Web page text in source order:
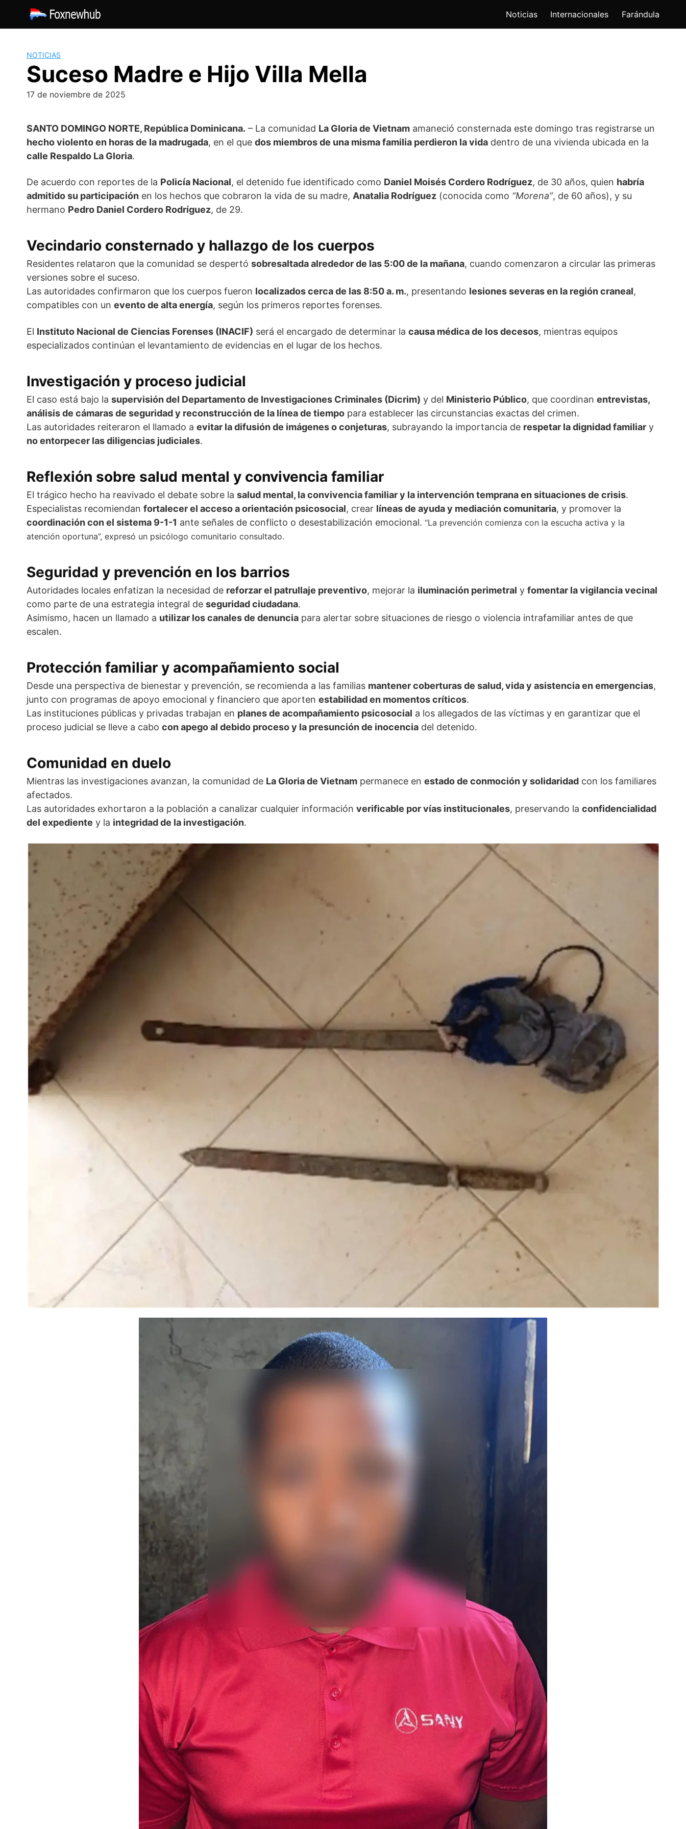
contenido
Noticias Internacionales Farándula
NOTICIAS
Suceso Madre e Hijo Villa Mella
17 de noviembre de 2025
SANTO DOMINGO NORTE, República Dominicana. – La comunidad La Gloria de Vietnam amaneció consternada este domingo tras registrarse un
hecho violento en horas de la madrugada, en el que dos miembros de una misma familia perdieron la vida dentro de una vivienda ubicada en la
calle Respaldo La Gloria.
De acuerdo con reportes de la Policía Nacional, el detenido fue identificado como Daniel Moisés Cordero Rodríguez, de 30 años, quien habría
admitido su participación en los hechos que cobraron la vida de su madre, Anatalia Rodríguez (conocida como “Morena”, de 60 años), y su
hermano Pedro Daniel Cordero Rodríguez, de 29.
Vecindario consternado y hallazgo de los cuerpos
Residentes relataron que la comunidad se despertó sobresaltada alrededor de las 5:00 de la mañana, cuando comenzaron a circular las primeras
versiones sobre el suceso.
Las autoridades confirmaron que los cuerpos fueron localizados cerca de las 8:50 a. m., presentando lesiones severas en la región craneal,
compatibles con un evento de alta energía, según los primeros reportes forenses.
El Instituto Nacional de Ciencias Forenses (INACIF) será el encargado de determinar la causa médica de los decesos, mientras equipos
especializados continúan el levantamiento de evidencias en el lugar de los hechos.
Investigación y proceso judicial
El caso está bajo la supervisión del Departamento de Investigaciones Criminales (Dicrim) y del Ministerio Público, que coordinan entrevistas,
análisis de cámaras de seguridad y reconstrucción de la línea de tiempo para establecer las circunstancias exactas del crimen.
Las autoridades reiteraron el llamado a evitar la difusión de imágenes o conjeturas, subrayando la importancia de respetar la dignidad familiar y
no entorpecer las diligencias judiciales.
Reflexión sobre salud mental y convivencia familiar
El trágico hecho ha reavivado el debate sobre la salud mental, la convivencia familiar y la intervención temprana en situaciones de crisis.
Especialistas recomiendan fortalecer el acceso a orientación psicosocial, crear líneas de ayuda y mediación comunitaria, y promover la
coordinación con el sistema 9-1-1 ante señales de conflicto o desestabilización emocional. “La prevención comienza con la escucha activa y la
atención oportuna”, expresó un psicólogo comunitario consultado.
Seguridad y prevención en los barrios
Autoridades locales enfatizan la necesidad de reforzar el patrullaje preventivo, mejorar la iluminación perimetral y fomentar la vigilancia vecinal
como parte de una estrategia integral de seguridad ciudadana.
Asimismo, hacen un llamado a utilizar los canales de denuncia para alertar sobre situaciones de riesgo o violencia intrafamiliar antes de que
escalen.
Protección familiar y acompañamiento social
Desde una perspectiva de bienestar y prevención, se recomienda a las familias mantener coberturas de salud, vida y asistencia en emergencias,
junto con programas de apoyo emocional y financiero que aporten estabilidad en momentos críticos.
Las instituciones públicas y privadas trabajan en planes de acompañamiento psicosocial a los allegados de las víctimas y en garantizar que el
proceso judicial se lleve a cabo con apego al debido proceso y la presunción de inocencia del detenido.
Comunidad en duelo
Mientras las investigaciones avanzan, la comunidad de La Gloria de Vietnam permanece en estado de conmoción y solidaridad con los familiares
afectados.
Las autoridades exhortaron a la población a canalizar cualquier información verificable por vías institucionales, preservando la confidencialidad
del expediente y la integridad de la investigación.